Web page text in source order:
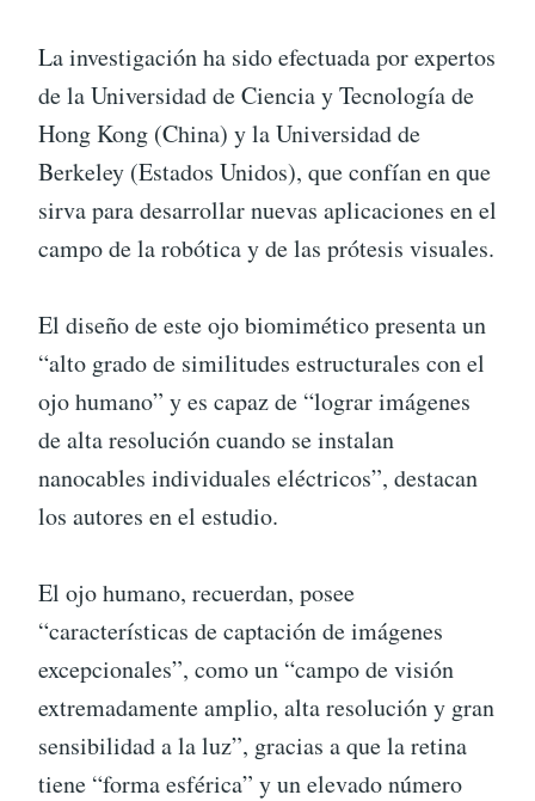
La investigación ha sido efectuada por expertos
de la Universidad de Ciencia y Tecnología de
Hong Kong (China) y la Universidad de
Berkeley (Estados Unidos), que confían en que
sirva para desarrollar nuevas aplicaciones en el
campo de la robótica y de las prótesis visuales.
El diseño de este ojo biomimético presenta un
“alto grado de similitudes estructurales con el
ojo humano” y es capaz de “lograr imágenes
de alta resolución cuando se instalan
nanocables individuales eléctricos”, destacan
los autores en el estudio.
El ojo humano, recuerdan, posee
“características de captación de imágenes
excepcionales”, como un “campo de visión
extremadamente amplio, alta resolución y gran
sensibilidad a la luz”, gracias a que la retina
tiene “forma esférica” y un elevado número